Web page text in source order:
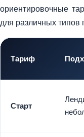
ориентировочные
для различных типов
Тариф
Старт